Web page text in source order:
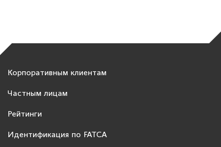
Корпоративным клиентам
Частным лицам
Рейтинги
Идентификация по FATCA